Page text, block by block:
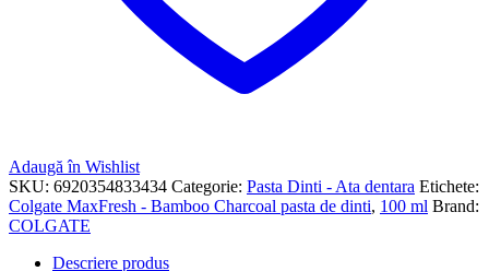
Adaugă în Wishlist
SKU: 6920354833434 Categorie: Pasta Dinti - Ata dentara Etichete:
Colgate MaxFresh - Bamboo Charcoal pasta de dinti, 100 ml Brand:
COLGATE
Descriere produs